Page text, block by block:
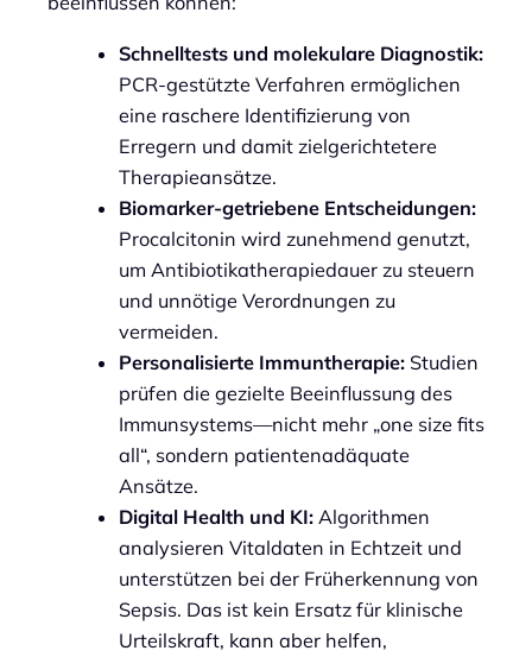
Schnelltests und molekulare Diagnostik:
PCR-gestützte Verfahren ermöglichen
eine raschere Identifizierung von
Erregern und damit zielgerichtetere
Therapieansätze.
Biomarker-getriebene Entscheidungen:
Procalcitonin wird zunehmend genutzt,
um Antibiotikatherapiedauer zu steuern
und unnötige Verordnungen zu
vermeiden.
Personalisierte Immuntherapie: Studien
prüfen die gezielte Beeinflussung des
Immunsystems—nicht mehr „one size fits
all“, sondern patientenadäquate
Ansätze.
Digital Health und KI: Algorithmen
analysieren Vitaldaten in Echtzeit und
unterstützen bei der Früherkennung von
Sepsis. Das ist kein Ersatz für klinische
Urteilskraft, kann aber helfen,